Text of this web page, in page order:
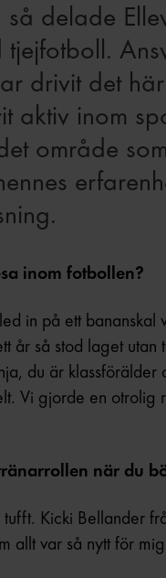
så delade
tjejfotboll.
drivit det
aktiv inom
område
inom fotbollen?
in på ett bananskal
år så stod laget utan
du är
Vi gjorde en otrolig
när du
Kicki Bellander
allt var så nytt för